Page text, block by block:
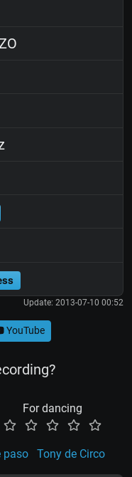
Update: 2013-07-10 00:52
YouTube
For dancing
paso Tony de Circo